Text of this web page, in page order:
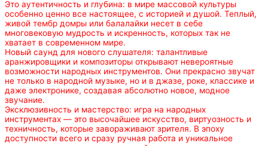
Это аутентичность и глубина: в мире массовой культуры
особенно ценно все настоящее, с историей и душой. Теплый,
живой тембр домры или балалайки несет в себе
многовековую мудрость и искренность, которых так не
хватает в современном мире.
Новый саунд для нового слушателя: талантливые
аранжировщики и композиторы открывают невероятные
возможности народных инструментов. Они прекрасно звучат
не только в народной музыке, но и в джазе, роке, классике и
даже электронике, создавая абсолютно новое, модное
звучание.
Эксклюзивность и мастерство: игра на народных
инструментах — это высочайшее искусство, виртуозность и
техничность, которые завораживают зрителя. В эпоху
доступности всего и сразу ручная работа и уникальное